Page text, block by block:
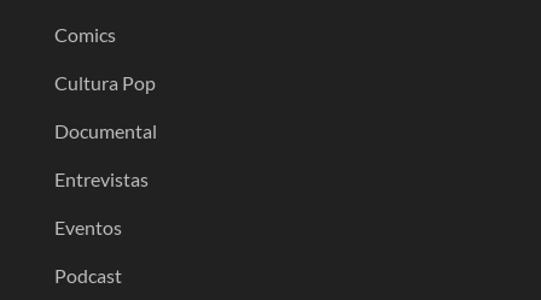
Comics
Cultura Pop
Documental
Entrevistas
Eventos
Podcast